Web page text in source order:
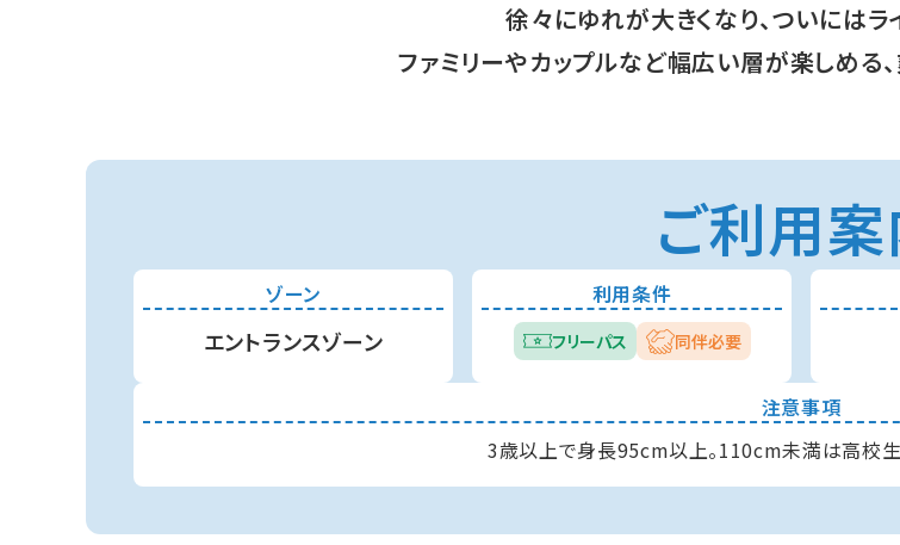
徐々にゆれが大きくなり、ついには
ファミリーやカップルなど幅広い層が楽しめる
ご利用案
ゾーン
エントランスゾーン
利用条件
フリーパス 同伴必要
注意事項
3歳以上で身長95cm以上。110cm未満は高校